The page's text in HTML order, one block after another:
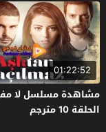
01:22:52
مشاهدة مسلسل لا
الحلقة 10 مترجم